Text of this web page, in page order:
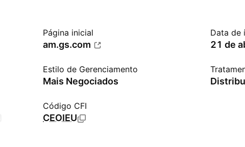
Página inicial
am.gs.com
Data de
21 de
Estilo de Gerenciamento
Mais Negociados
Código CFI
CEOIEU